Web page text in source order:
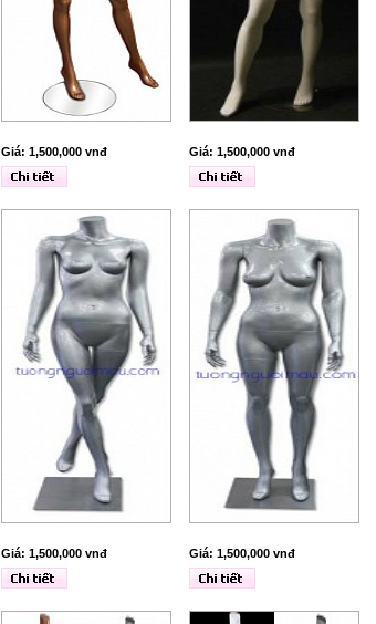
Giá: 1,500,000 vnđ Giá: 1,500,000 vnđ
Giá: 1,500,000 vnđ Giá: 1,500,000 vnđ